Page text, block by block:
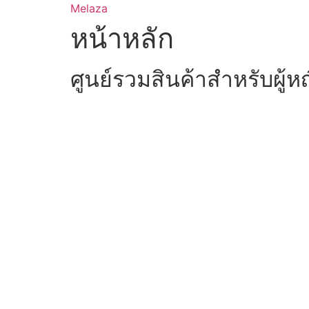
Melaza
หน้าหลัก
ศูนย์รวมสินค้าสำหรับผู้ห